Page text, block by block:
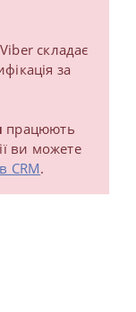
складає
за
працюють
ви можете
CRM.